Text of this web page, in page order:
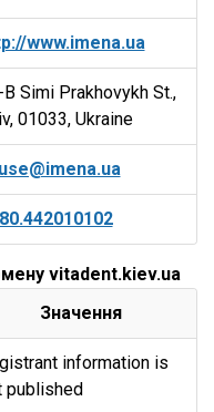
www.imena.ua
Simi Prakhovykh St.,
01033, Ukraine
vitadent.kiev.ua
Значення
information is
published